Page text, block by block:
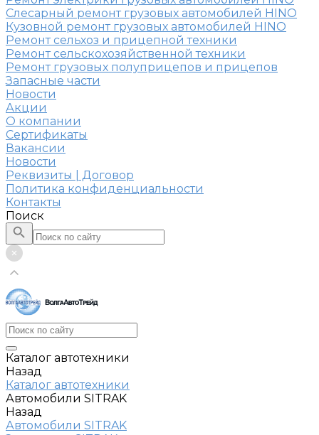
Слесарный ремонт грузовых автомобилей HINO
Кузовной ремонт грузовых автомобилей HINO
Ремонт сельхоз и прицепной техники
Ремонт сельскохозяйственной техники
Ремонт грузовых полуприцепов и прицепов
Запасные части
Новости
Акции
О компании
Сертификаты
Вакансии
Новости
Реквизиты | Договор
Политика конфиденциальности
Контакты
Поиск
Каталог автотехники
Назад
Каталог автотехники
Автомобили SITRAK
Назад
Автомобили SITRAK